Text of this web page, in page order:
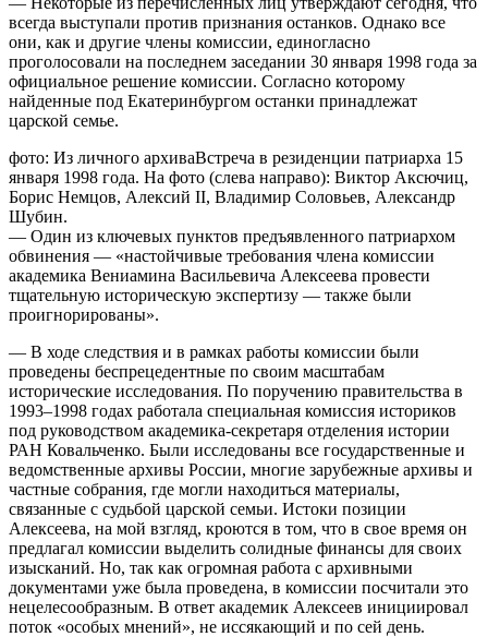
всегда выступали против признания останков. Однако все
они, как и другие члены комиссии, единогласно
проголосовали на последнем заседании 30 января 1998 года за
официальное решение комиссии. Согласно которому
найденные под Екатеринбургом останки принадлежат
царской семье.
фото: Из личного архиваВстреча в резиденции патриарха 15
января 1998 года. На фото (слева направо): Виктор Аксючиц,
Борис Немцов, Алексий II, Владимир Соловьев, Александр
Шубин.
— Один из ключевых пунктов предъявленного патриархом
обвинения — «настойчивые требования члена комиссии
академика Вениамина Васильевича Алексеева провести
тщательную историческую экспертизу — также были
проигнорированы».
— В ходе следствия и в рамках работы комиссии были
проведены беспрецедентные по своим масштабам
исторические исследования. По поручению правительства в
1993–1998 годах работала специальная комиссия историков
под руководством академика-секретаря отделения истории
РАН Ковальченко. Были исследованы все государственные и
ведомственные архивы России, многие зарубежные архивы и
частные собрания, где могли находиться материалы,
связанные с судьбой царской семьи. Истоки позиции
Алексеева, на мой взгляд, кроются в том, что в свое время он
предлагал комиссии выделить солидные финансы для своих
изысканий. Но, так как огромная работа с архивными
документами уже была проведена, в комиссии посчитали это
нецелесообразным. В ответ академик Алексеев инициировал
поток «особых мнений», не иссякающий и по сей день.